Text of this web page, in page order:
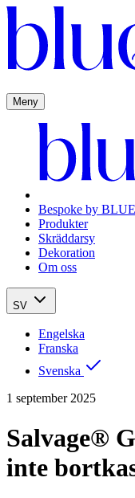
Meny
Bespoke by
Produkter
Skräddarsy
Dekoration
Om oss
SV
Engelska
Franska
Svenska
1 september 2025
Salvage®
inte